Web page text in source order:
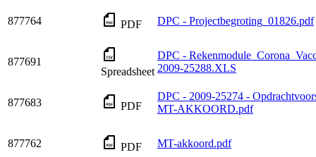
877764 PDF DPC - Projectbegroting_01826.pdf
877691
Spreadsheet
DPC -
2009-25288.XLS
877683 PDF
DPC - 2009-25274 -
MT-AKKOORD.pdf
877762 PDF MT-akkoord.pdf